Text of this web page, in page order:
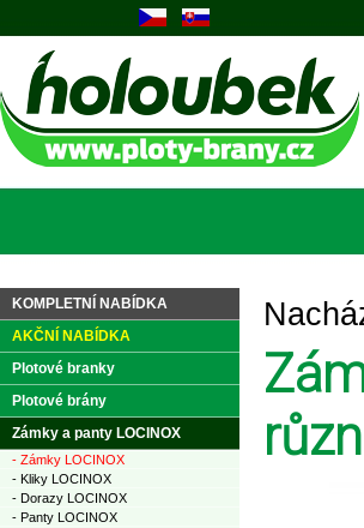
KOMPLETNÍ NABÍDKA
AKČNÍ NABÍDKA
Plotové branky
Plotové brány
Zámky a panty LOCINOX
- Zámky LOCINOX
- Kliky LOCINOX
- Dorazy LOCINOX
- Panty LOCINOX